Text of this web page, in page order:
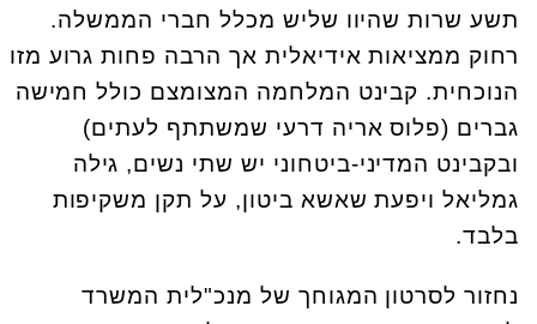
תשע שרות שהיוו שליש מכלל חברי הממשלה.
רחוק ממציאות אידיאלית אך הרבה פחות גרוע מזו
הנוכחית. קבינט המלחמה המצומצם כולל חמישה
גברים (פלוס אריה דרעי שמשתתף לעתים)
ובקבינט המדיני-ביטחוני יש שתי נשים, גילה
גמליאל ויפעת שאשא ביטון, על תקן משקיפות
בלבד.
נחזור לסרטון המגוחך של מנכ"לית המשרד